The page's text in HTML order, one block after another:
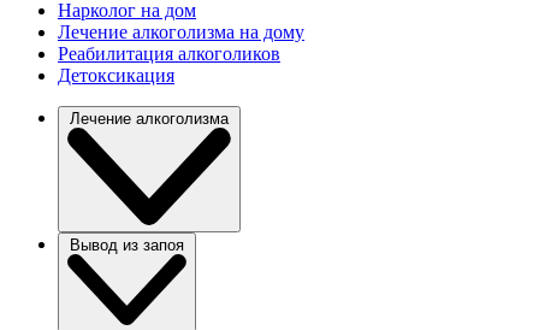
Нарколог на дом
Лечение алкоголизма на дому
Реабилитация алкоголиков
Детоксикация
Лечение алкоголизма
Вывод из запоя